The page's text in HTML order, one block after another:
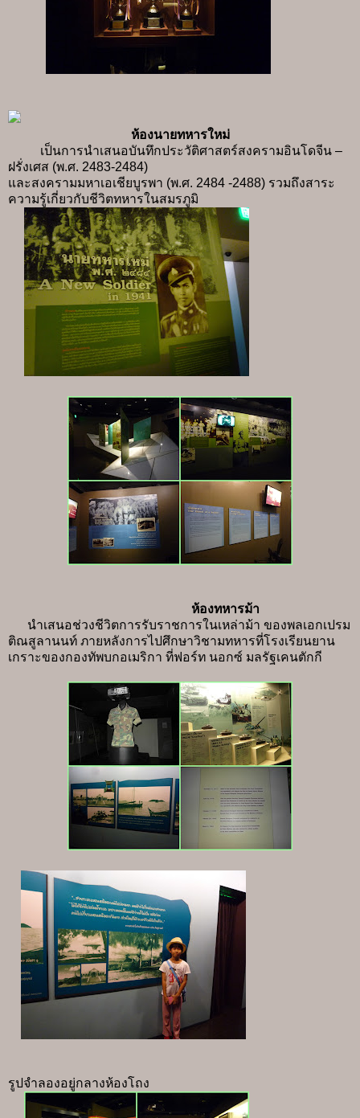
ห้องนายทหารใหม่
เป็นการนำเสนอบันทึกประวัติศาสตร์สงครามอินโดจีน –
ฝรั่งเศส (พ.ศ. 2483-2484)
และสงครามมหาเอเชียบูรพา (พ.ศ. 2484 -2488) รวมถึงสาระ
ความรู้เกี่ยวกับชีวิตทหารในสมรภูมิ
ห้องทหารม้า
นำเสนอช่วงชีวิตการรับราชการในเหล่าม้า ของพลเอกเปรม
ติณสูลานนท์ ภายหลังการไปศึกษาวิชามทหารที่โรงเรียนยาน
เกราะของกองทัพบกอเมริกา ที่ฟอร์ท นอกซ์ มลรัฐเคนตักกี
รูปจำลองอยู่กลางห้องโถง